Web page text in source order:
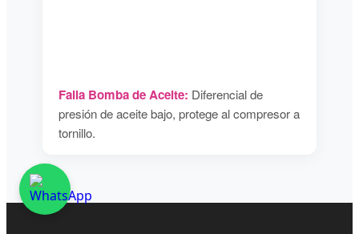
Falla Bomba de Aceite: Diferencial de
presión de aceite bajo, protege al compresor a
tornillo.